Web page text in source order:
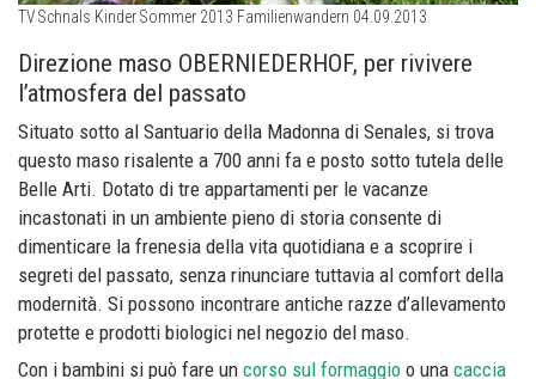
TV Schnals Kinder Sommer 2013 Familienwandern 04.09.2013
Direzione maso OBERNIEDERHOF, per rivivere
l’atmosfera del passato
Situato sotto al Santuario della Madonna di Senales, si trova
questo maso risalente a 700 anni fa e posto sotto tutela delle
Belle Arti. Dotato di tre appartamenti per le vacanze
incastonati in un ambiente pieno di storia consente di
dimenticare la frenesia della vita quotidiana e a scoprire i
segreti del passato, senza rinunciare tuttavia al comfort della
modernità. Si possono incontrare antiche razze d’allevamento
protette e prodotti biologici nel negozio del maso.
Con i bambini si può fare un corso sul formaggio o una caccia